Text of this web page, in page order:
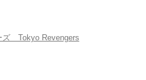
ズ Tokyo Revengers